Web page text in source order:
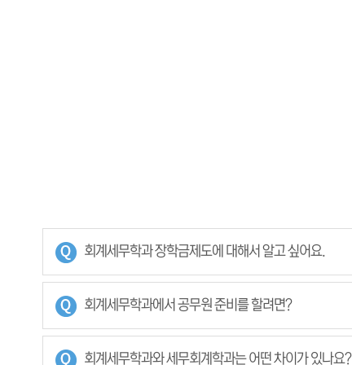
회계세무학과 장학금제도에 대해서 알고 싶어요.
회계세무학과에서 공무원 준비를 할려면?
회계세무학과와 세무회계학과는 어떤 차이가 있나요?